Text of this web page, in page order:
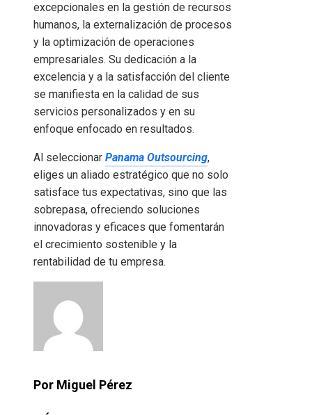
excepcionales en la gestión de recursos
humanos, la externalización de procesos
y la optimización de operaciones
empresariales. Su dedicación a la
excelencia y a la satisfacción del cliente
se manifiesta en la calidad de sus
servicios personalizados y en su
enfoque enfocado en resultados.
Al seleccionar Panama Outsourcing,
eliges un aliado estratégico que no solo
satisface tus expectativas, sino que las
sobrepasa, ofreciendo soluciones
innovadoras y eficaces que fomentarán
el crecimiento sostenible y la
rentabilidad de tu empresa.
Por Miguel Pérez